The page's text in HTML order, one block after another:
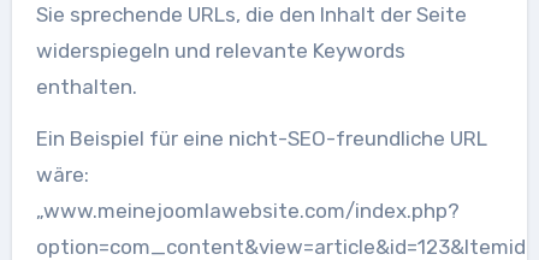
Sie sprechende URLs, die den Inhalt der Seite
widerspiegeln und relevante Keywords
enthalten.
Ein Beispiel für eine nicht-SEO-freundliche URL
wäre:
„www.meinejoomlawebsite.com/index.php?